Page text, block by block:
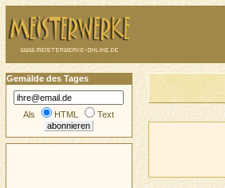
Gemälde des Tages
Als HTML Text